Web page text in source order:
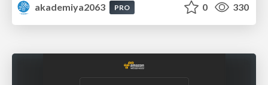
akademiya2063
PRO 0 330